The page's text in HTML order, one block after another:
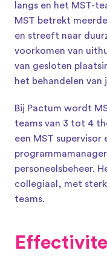
langs en het MST-
MST betrekt
en streeft naar
voorkomen van
van gesloten
het behandelen van
Bij Pactum wordt
teams van 3 tot 4
een MST supervisor
personeelsbeheer.
collegiaal, met
teams.